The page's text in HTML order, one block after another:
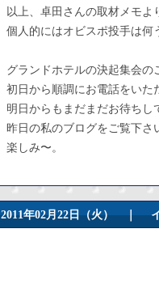
以上、卓田さんの取材メモよ
個人的にはオビスポ投手は何
グランドホテルの決起集会の
初日から順調にお電話をいた
明日からもまだまだお待ちし
昨日の私のブログをご覧下さ
楽しみ〜。
2011年02月22日（火） ｜